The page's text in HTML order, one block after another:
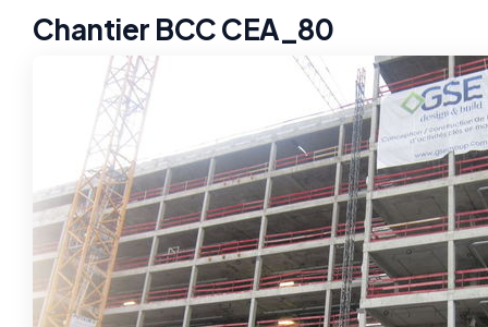
Chantier BCC CEA_80